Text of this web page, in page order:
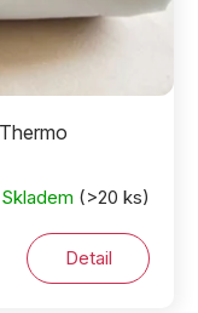
Skladem (>20 ks)
Detail